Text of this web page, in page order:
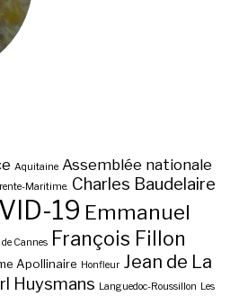
Aquitaine Assemblée nationale
Maritime. Charles Baudelaire
19 Emmanuel
de Cannes François Fillon
Apollinaire Honfleur Jean de La
Huysmans Languedoc-Roussillon Les